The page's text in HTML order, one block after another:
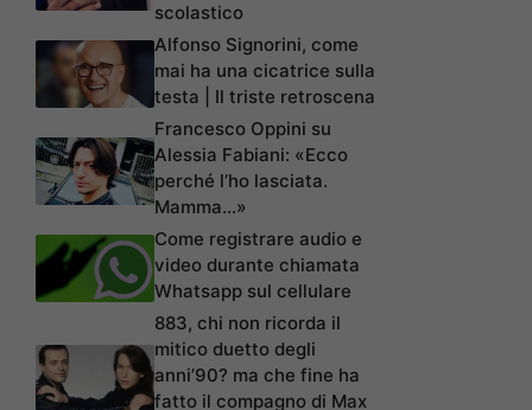
scolastico
Alfonso Signorini, come
mai ha una cicatrice sulla
testa | Il triste retroscena
Francesco Oppini su
Alessia Fabiani: «Ecco
perché l’ho lasciata.
Mamma…»
Come registrare audio e
video durante chiamata
Whatsapp sul cellulare
883, chi non ricorda il
mitico duetto degli
anni’90? ma che fine ha
fatto il compagno di Max